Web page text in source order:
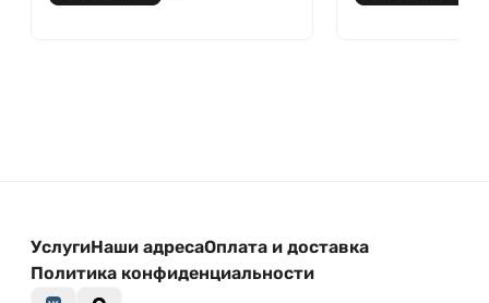
УслугиНаши адресаОплата и доставка
Политика конфиденциальности